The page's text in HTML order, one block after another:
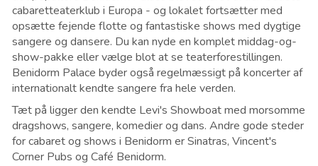
cabaretteaterklub i Europa - og lokalet fortsætter med
opsætte fejende flotte og fantastiske shows med dygtige
sangere og dansere. Du kan nyde en komplet middag-og-
show-pakke eller vælge blot at se teaterforestillingen.
Benidorm Palace byder også regelmæssigt på koncerter af
internationalt kendte sangere fra hele verden.
Tæt på ligger den kendte Levi's Showboat med morsomme
dragshows, sangere, komedier og dans. Andre gode steder
for cabaret og shows i Benidorm er Sinatras, Vincent's
Corner Pubs og Café Benidorm.